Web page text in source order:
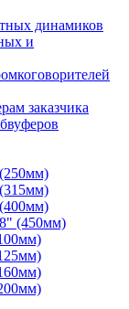
динамиков
и
заказчика
(450мм)